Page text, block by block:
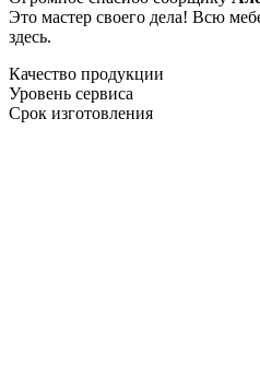
Это мастер своего дела! Всю
здесь.
Качество продукции
Уровень сервиса
Срок изготовления